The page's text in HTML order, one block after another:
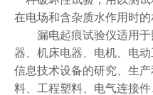
在电场和含杂质水作用时的
漏电起痕试验仪适用
器、机床电器、电机、电
信息技术设备的研究、生
料、工程塑料、电气连接件